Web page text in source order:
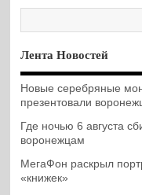
Лента Новостей
Новые серебряные
презентовали
Где ночью 6 августа
воронежцам
МегаФон раскрыл
«книжек»